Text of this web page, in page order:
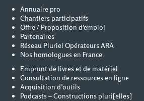
Annuaire pro
Chantiers participatifs
Offre / Proposition d'emploi
Partenaires
Réseau Pluriel Opérateurs ARA
Nos homologues en France
Emprunt de livres et de matériel
Consultation de ressources en ligne
Acquisition d’outils
Podcasts – Constructions pluri[elles]